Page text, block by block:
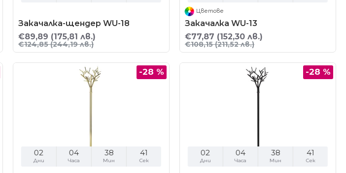
Закачалка-щендер WU-18
€89,89 (175,81 лв.)
€124,85(244,19 лв.)
Цветове
Закачалка WU-13
€77,87 (152,30 лв.)
€108,15(211,52 лв.)
-28 %
02
Дни
04
Часа
38
Мин
40
Сек
-28 %
02
Дни
04
Часа
38
Мин
40
Сек